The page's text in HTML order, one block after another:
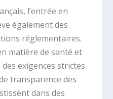
l’entrée en
également des
réglementaires.
matière de santé et
exigences strictes
transparence des
dans des